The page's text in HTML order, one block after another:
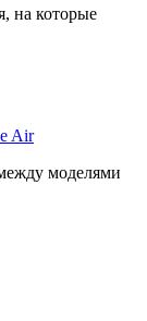
на которые
Air
моделями